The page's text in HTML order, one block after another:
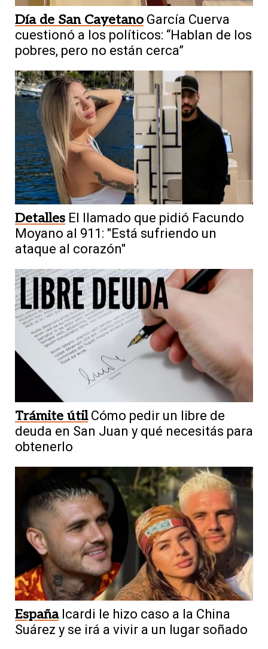
Día de San Cayetano García Cuerva
cuestionó a los políticos: “Hablan de los
pobres, pero no están cerca”
Detalles El llamado que pidió Facundo
Moyano al 911: "Está sufriendo un
ataque al corazón"
Trámite útil Cómo pedir un libre de
deuda en San Juan y qué necesitás para
obtenerlo
España Icardi le hizo caso a la China
Suárez y se irá a vivir a un lugar soñado